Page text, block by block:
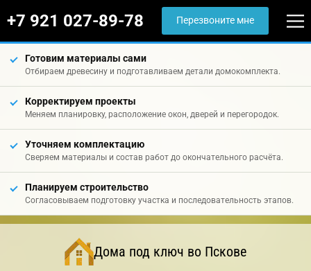
+7 921 027-89-78 Перезвоните мне
Готовим материалы сами
Отбираем древесину и подготавливаем детали домокомплекта.
Корректируем проекты
Меняем планировку, расположение окон, дверей и перегородок.
Уточняем комплектацию
Сверяем материалы и состав работ до окончательного расчёта.
Планируем строительство
Согласовываем подготовку участка и последовательность этапов.
Дома под ключ во Пскове